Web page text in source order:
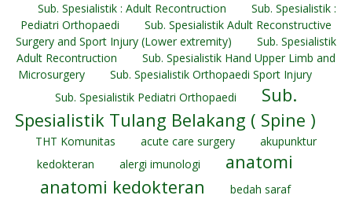
Sub. Spesialistik : Adult Recontruction
Sub. Spesialistik :
Pediatri Orthopaedi
Sub. Spesialistik Adult Reconstructive
Surgery and Sport Injury (Lower extremity)
Sub. Spesialistik
Adult Recontruction
Sub. Spesialistik Hand Upper Limb and
Microsurgery
Sub. Spesialistik Orthopaedi Sport Injury
Sub. Spesialistik Pediatri Orthopaedi
Sub.
Spesialistik Tulang Belakang ( Spine )
THT Komunitas acute care surgery
akupunktur
kedokteran
alergi imunologi
anatomi
anatomi kedokteran
bedah saraf